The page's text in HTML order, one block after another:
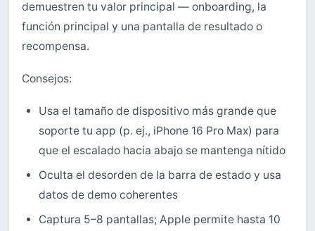
demuestren tu valor principal — onboarding, la
función principal y una pantalla de resultado o
recompensa.
Consejos:
Usa el tamaño de dispositivo más grande que
soporte tu app (p. ej., iPhone 16 Pro Max) para
que el escalado hacia abajo se mantenga nítido
Oculta el desorden de la barra de estado y usa
datos de demo coherentes
Captura 5–8 pantallas; Apple permite hasta 10